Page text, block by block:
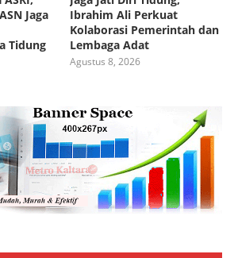
Jaga
Tidung
Ibrahim Ali Perkuat
Kolaborasi Pemerintah dan
Lembaga Adat
Agustus 8, 2026